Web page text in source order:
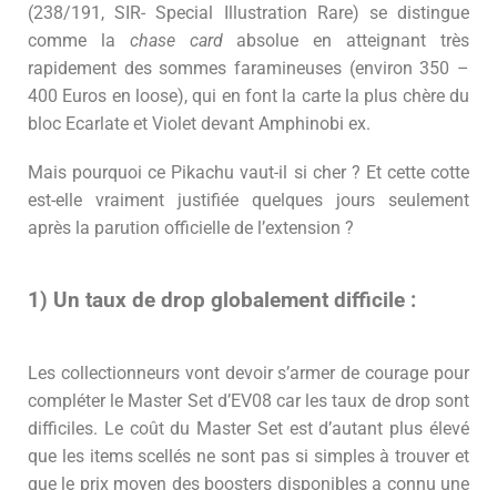
(238/191, SIR- Special Illustration Rare) se distingue
comme la chase cardabsolue en atteignant très
rapidement des sommes faramineuses (environ 350 –
400 Euros en loose), qui en font la carte la plus chère du
bloc Ecarlate et Violet devant Amphinobi ex.
Mais pourquoi ce Pikachu vaut-il si cher ? Et cette cotte
est-elle vraiment justifiée quelques jours seulement
après la parution officielle de l’extension ?
1) Un taux de drop globalement difficile :
Les collectionneurs vont devoir s’armer de courage pour
compléter le Master Set d’EV08 car les taux de drop sont
difficiles. Le coût du Master Set est d’autant plus élevé
que les items scellés ne sont pas si simples à trouver et
que le prix moyen des boosters disponibles a connu une